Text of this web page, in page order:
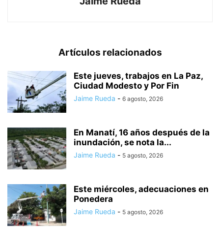
Artículos relacionados
Este jueves, trabajos en La Paz,
Ciudad Modesto y Por Fin
Jaime Rueda - 6 agosto, 2026
En Manatí, 16 años después de la
inundación, se nota la...
Jaime Rueda - 5 agosto, 2026
Este miércoles, adecuaciones en
Ponedera
Jaime Rueda - 5 agosto, 2026